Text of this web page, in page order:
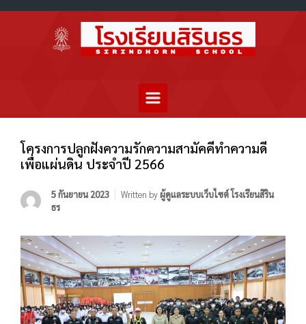
โครงการปลูกฝังความรักความสามัคคีทำความดี
เพื่อแผ่นดิน ประจำปี 2566
5 กันยายน 2023 Written byผู้ดูแลระบบเว็บไซต์ โรงเรียนสิริน
ธร